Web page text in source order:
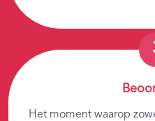
Het moment waarop